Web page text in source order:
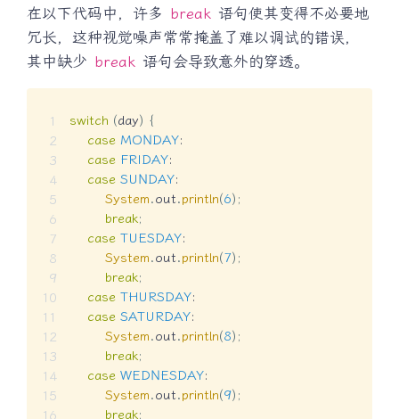
在以下代码中，许多 break 语句使其变得不必要地
冗长，这种视觉噪声常常掩盖了难以调试的错误，
其中缺少 break 语句会导致意外的穿透。
switch (day) {
case MONDAY:
case FRIDAY:
case SUNDAY:
System.out.println(6) ;
break;
case TUESDAY:
System.out.println(7) ;
break;
case THURSDAY:
case SATURDAY:
System.out.println(8) ;
break;
case WEDNESDAY:
System.out.println(9) ;
break;